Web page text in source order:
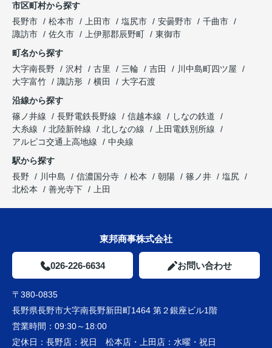
市区町村から探す
長野市
松本市 上田市 塩尻市 安曇野市
千曲市
諏訪市
佐久市 上伊那郡辰野町
東御市
町名から探す
大字南長野
沢村 古里 三輪 吉田
川中島町四ツ屋
大字富竹
諏訪形 横田
大字石渡
沿線から探す
篠ノ井線
長野電鉄長野線 信越本線
しなの鉄道
大糸線
北陸新幹線 北しなの線
上田電鉄別所線
アルピコ交通上高地線
中央線
駅から探す
長野
川中島 信濃国分寺 松本 朝陽 篠ノ井
塩尻
北松本
善光寺下 上田
東邦商事株式会社
026-226-6634 お問い合わせ
〒380-0835
長野県長野市大字南長野新田町1464 第２銀座ビル1階
営業時間： 09:30～18:00
定休日： 長野店：祝日 松本店・上田店：水曜・祝日